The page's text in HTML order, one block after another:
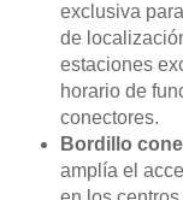
exclusiva
de
estaciones
horario de
conectores.
Bordillo
amplía el